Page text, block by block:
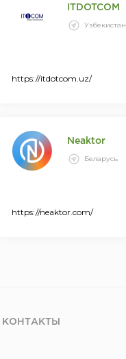
ITDOTCOM
Узбекистан
https://itdotcom.uz/
Neaktor
Беларусь
https://neaktor.com/
КОНТАКТЫ